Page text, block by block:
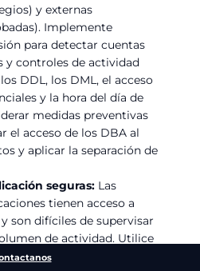
y externas
Implemente
para detectar cuentas
y controles de actividad
DDL, los DML, el acceso
y la hora del día de
medidas preventivas
el acceso de los DBA al
y aplicar la separación de
seguras: Las
tienen acceso a
son difíciles de supervisar
de actividad. Utilice
para detectar el uso no